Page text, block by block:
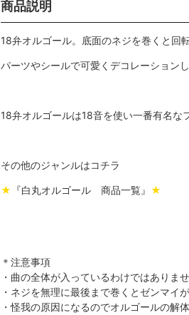
商品説明
18弁オルゴール。底面のネジを巻くと回転
パーツやシールで可愛くデコレーション
18弁オルゴールは18音を使い一番有名な
その他のジャンルはコチラ
★ 『白丸オルゴール 商品一覧』 ★
＊注意事項
・曲の全体が入っているわけではありま
・ネジを無理に最後まで巻くとゼンマイ
・怪我の原因になるのでオルゴールの解